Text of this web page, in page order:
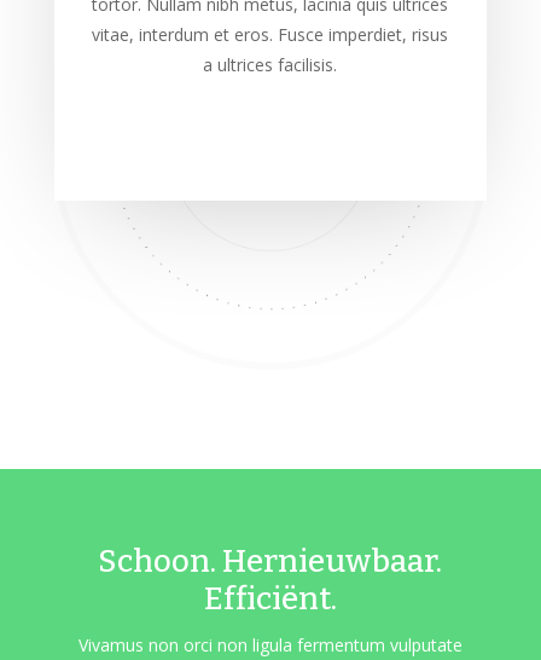
tortor. Nullam nibh metus, lacinia quis ultrices
vitae, interdum et eros. Fusce imperdiet, risus
a ultrices facilisis.
Schoon. Hernieuwbaar.
Efficiënt.
Vivamus non orci non ligula fermentum vulputate